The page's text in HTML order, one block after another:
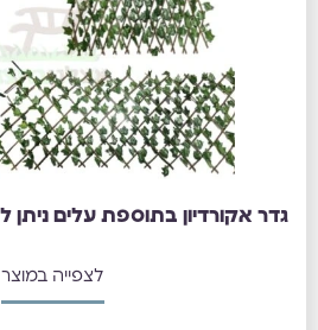
גדר אקורדיון בתוספת עלים ניתן
לצפייה במוצר